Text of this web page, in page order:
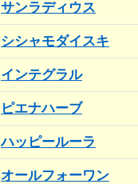
サンラディウス
シシャモダイスキ
インテグラル
ピエナハーブ
ハッピールーラ
オールフォーワン